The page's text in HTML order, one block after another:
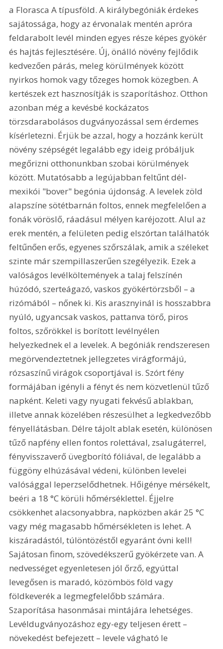
a Florasca A típusföld. A királybegóniák érdekes
sajátossága, hogy az érvonalak mentén apróra
feldarabolt levél minden egyes része képes gyökér
és hajtás fejlesztésére. Új, önálló növény fejlődik
kedvezően párás, meleg körülmények között
nyirkos homok vagy tőzeges homok közegben. A
kertészek ezt hasznosítják is szaporításhoz. Otthon
azonban még a kevésbé kockázatos
törzsdarabolásos dugványozással sem érdemes
kísérletezni. Érjük be azzal, hogy a hozzánk került
növény szépségét legalább egy ideig próbáljuk
megőrizni otthonunkban szobai körülmények
között. Mutatósabb a legújabban feltűnt dél-
mexikói "bover" begónia újdonság. A levelek zöld
alapszíne sötétbarnán foltos, ennek megfelelően a
fonák vöröslő, ráadásul mélyen karéjozott. Alul az
erek mentén, a felületen pedig elszórtan találhatók
feltűnően erős, egyenes szőrszálak, amik a széleket
szinte már szempillaszerűen szegélyezik. Ezek a
valóságos levélköltemények a talaj felszínén
húzódó, szerteágazó, vaskos gyökértörzsből – a
rizómából – nőnek ki. Kis arasznyinál is hosszabbra
nyúló, ugyancsak vaskos, pattanva törő, piros
foltos, szőrökkel is borított levélnyélen
helyezkednek el a levelek. A begóniák rendszeresen
megörvendeztetnek jellegzetes virágformájú,
rózsaszínű virágok csoportjával is. Szórt fény
formájában igényli a fényt és nem közvetlenül tűző
napként. Keleti vagy nyugati fekvésű ablakban,
illetve annak közelében részesülhet a legkedvezőbb
fényellátásban. Délre tájolt ablak esetén, különösen
tűző napfény ellen fontos rolettával, zsalugáterrel,
fényvisszaverő üvegborító fóliával, de legalább a
függöny elhúzásával védeni, különben levelei
valósággal leperzselődhetnek. Hőigénye mérsékelt,
beéri a 18 °C körüli hőmérséklettel. Éjjelre
csökkenhet alacsonyabbra, napközben akár 25 °C
vagy még magasabb hőmérsékleten is lehet. A
kiszáradástól, túlöntözéstől egyaránt óvni kell!
Sajátosan finom, szövedékszerű gyökérzete van. A
nedvességet egyenletesen jól őrző, egyúttal
levegősen is maradó, közömbös föld vagy
földkeverék a legmegfelelőbb számára.
Szaporítása hasonmásai mintájára lehetséges.
Levéldugványozáshoz egy-egy teljesen érett –
növekedést befejezett – levele vágható le